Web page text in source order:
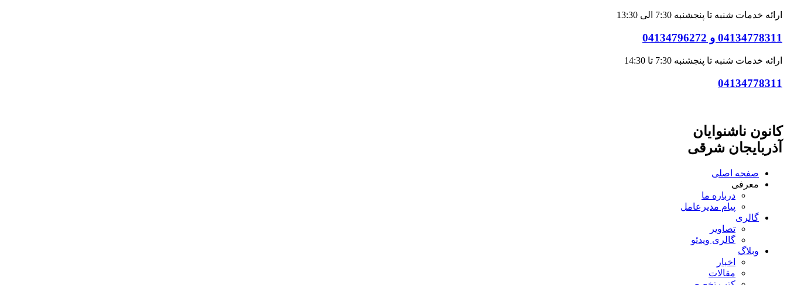
ارائه خدمات شنبه تا پنجشنبه 7:30 الی 13:30
04134778311 و 04134796272
ارائه خدمات شنبه تا پنجشنبه 7:30 تا 14:30
04134778311
کانون ناشنوایان
آذربایجان شرقی
صفحه اصلی
معرفی
درباره ما
پیام مدیرعامل
گالری
تصاویر
گالری ویدئو
وبلاگ
اخبار
مقالات